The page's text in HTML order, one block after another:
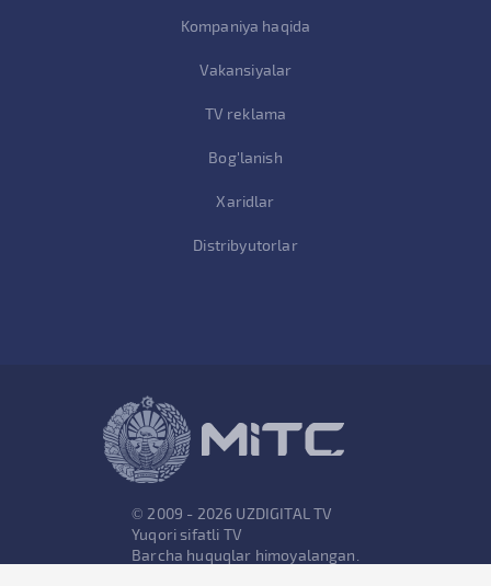
Kompaniya haqida
Vakansiyalar
TV reklama
Bog'lanish
Xaridlar
Distribyutorlar
© 2009 - 2026 UZDIGITAL TV
Yuqori sifatli TV
Barcha huquqlar himoyalangan.